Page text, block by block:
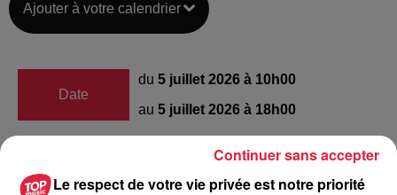
Ajouter à votre calendrier
Date
du 5 juillet 2026 à 10h00
au 5 juillet 2026 à 18h00
Lieu
Les Tanzmatten
Le respect de votre vie privée est notre priorité
Continuer sans accepter